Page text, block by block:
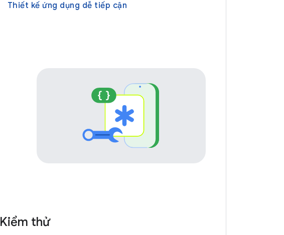
Thiết kế ứng dụng dễ tiếp cận
Kiểm thử